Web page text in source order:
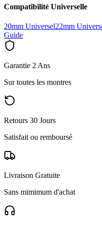
Compatibilité Universelle
20mm Universel22mm
Guide
Garantie 2 Ans
Sur toutes les montres
Retours 30 Jours
Satisfait ou remboursé
Livraison Gratuite
Sans mimimum d'achat